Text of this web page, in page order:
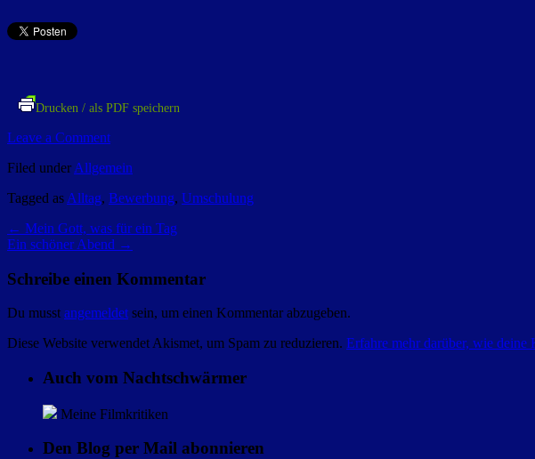
Drucken / als PDF speichern
Leave a Comment
Filed under Allgemein
Tagged as Alltag, Bewerbung, Umschulung
← Mein Gott, was für ein Tag
Ein schöner Abend →
Schreibe einen Kommentar
Du musst angemeldet sein, um einen Kommentar abzugeben.
Diese Website verwendet Akismet, um Spam zu reduzieren. Erfahre mehr darüber, wie deine
Auch vom Nachtschwärmer
Meine Filmkritiken
Den Blog per Mail abonnieren